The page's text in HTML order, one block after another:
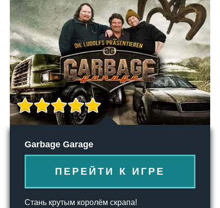
Garbage Garage
ПЕРЕЙТИ К ИГРЕ
Стань крутым королём скрапа!